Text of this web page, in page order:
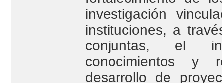
investigación
instituciones, a
conjuntas, el
conocimientos y
desarrollo de